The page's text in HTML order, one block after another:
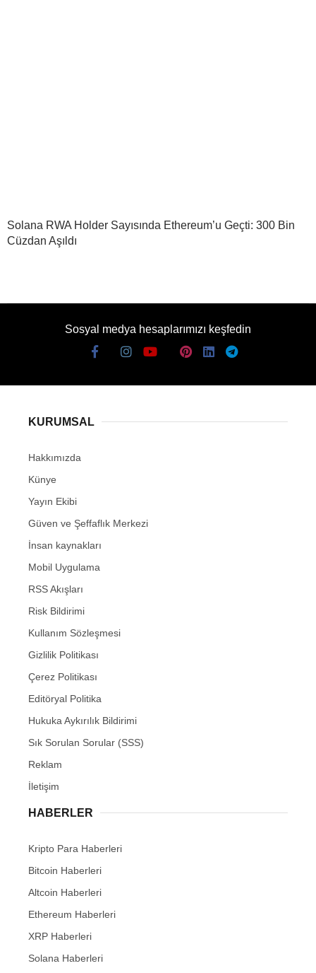
Solana RWA Holder Sayısında Ethereum’u Geçti: 300 Bin
Cüzdan Aşıldı
Sosyal medya hesaplarımızı keşfedin
KURUMSAL
Hakkımızda
Künye
Yayın Ekibi
Güven ve Şeffaflık Merkezi
İnsan kaynakları
Mobil Uygulama
RSS Akışları
Risk Bildirimi
Kullanım Sözleşmesi
Gizlilik Politikası
Çerez Politikası
Editöryal Politika
Hukuka Aykırılık Bildirimi
Sık Sorulan Sorular (SSS)
Reklam
İletişim
HABERLER
Kripto Para Haberleri
Bitcoin Haberleri
Altcoin Haberleri
Ethereum Haberleri
XRP Haberleri
Solana Haberleri